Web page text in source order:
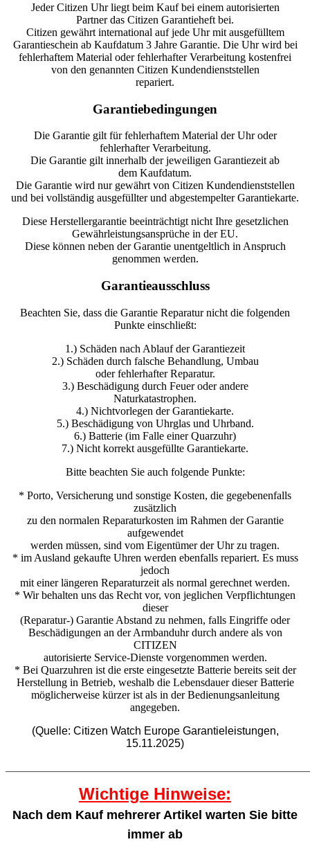
Jeder Citizen Uhr liegt beim Kauf bei einem autorisierten
Partner das Citizen Garantieheft bei.
Citizen gewährt international auf jede Uhr mit ausgefülltem
Garantieschein ab Kaufdatum 3 Jahre Garantie. Die Uhr wird bei
fehlerhaftem Material oder fehlerhafter Verarbeitung kostenfrei
von den genannten Citizen Kundendienststellen
repariert.
Garantiebedingungen
Die Garantie gilt für fehlerhaftem Material der Uhr oder
fehlerhafter Verarbeitung.
Die Garantie gilt innerhalb der jeweiligen Garantiezeit ab
dem Kaufdatum.
Die Garantie wird nur gewährt von Citizen Kundendienststellen
und bei vollständig ausgefüllter und abgestempelter Garantiekarte.
Diese Herstellergarantie beeinträchtigt nicht Ihre gesetzlichen
Gewährleistungsansprüche in der EU.
Diese können neben der Garantie unentgeltlich in Anspruch
genommen werden.
Garantieausschluss
Beachten Sie, dass die Garantie Reparatur nicht die folgenden
Punkte einschließt:
1.) Schäden nach Ablauf der Garantiezeit
2.) Schäden durch falsche Behandlung, Umbau
oder fehlerhafter Reparatur.
3.) Beschädigung durch Feuer oder andere
Naturkatastrophen.
4.) Nichtvorlegen der Garantiekarte.
5.) Beschädigung von Uhrglas und Uhrband.
6.) Batterie (im Falle einer Quarzuhr)
7.) Nicht korrekt ausgefüllte Garantiekarte.
Bitte beachten Sie auch folgende Punkte:
* Porto, Versicherung und sonstige Kosten, die gegebenenfalls
zusätzlich
zu den normalen Reparaturkosten im Rahmen der Garantie
aufgewendet
werden müssen, sind vom Eigentümer der Uhr zu tragen.
* im Ausland gekaufte Uhren werden ebenfalls repariert. Es muss
jedoch
mit einer längeren Reparaturzeit als normal gerechnet werden.
* Wir behalten uns das Recht vor, von jeglichen Verpflichtungen
dieser
(Reparatur-) Garantie Abstand zu nehmen, falls Eingriffe oder
Beschädigungen an der Armbanduhr durch andere als von
CITIZEN
autorisierte Service-Dienste vorgenommen werden.
* Bei Quarzuhren ist die erste eingesetzte Batterie bereits seit der
Herstellung in Betrieb, weshalb die Lebensdauer dieser Batterie
möglicherweise kürzer ist als in der Bedienungsanleitung
angegeben.
(Quelle: Citizen Watch Europe Garantieleistungen,
15.11.2025)
Wichtige Hinweise:
Nach dem Kauf mehrerer Artikel warten Sie bitte
immer ab